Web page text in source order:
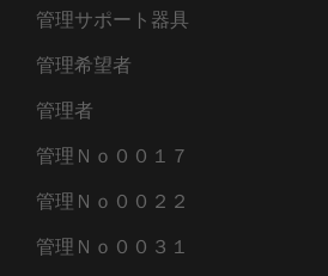
管理サポート器具
管理希望者
管理者
管理Ｎｏ００１７
管理Ｎｏ００２２
管理Ｎｏ００３１